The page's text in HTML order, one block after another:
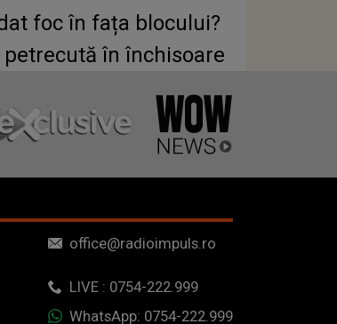
foc în fața blocului?
în închisoare
office@radioimpuls.ro
LIVE : 0754-222.999
WhatsApp: 0754-222.999